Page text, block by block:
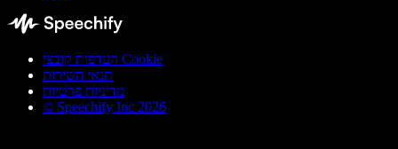
העדפות קובצי Cookie
תנאי השירות
מדיניות פרטיות
© Speechify Inc 2026